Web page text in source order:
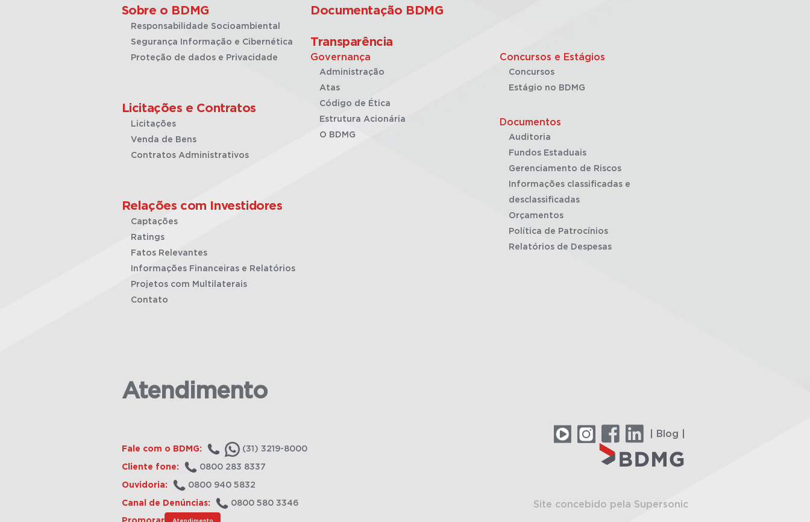
Sobre o BDMG
Responsabilidade Socioambiental
Segurança Informação e Cibernética
Proteção de dados e Privacidade
Licitações e Contratos
Licitações
Venda de Bens
Contratos Administrativos
Relações com Investidores
Captações
Ratings
Fatos Relevantes
Informações Financeiras e Relatórios
Projetos com Multilaterais
Contato
Documentação BDMG
Transparência
Governança
Administração
Atas
Código de Ética
Estrutura Acionária
O BDMG
Concursos e Estágios
Concursos
Estágio no BDMG
Documentos
Auditoria
Fundos Estaduais
Gerenciamento de Riscos
Informações classificadas e
desclassificadas
Orçamentos
Política de Patrocínios
Relatórios de Despesas
Atendimento
Fale com o BDMG: (31) 3219-8000
Cliente fone: 0800 283 8337
Ouvidoria: 0800 940 5832
Canal de Denúncias: 0800 580 3346
Atendimento
| Blog |
Site concebido pela Supersonic